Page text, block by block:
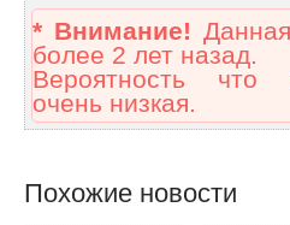
* Внимание!
более 2 лет назад.
Вероятность что
очень низкая.
Похожие новости